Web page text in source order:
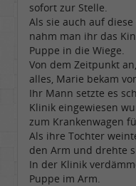
sofort zur Stelle.
Als sie auch auf
nahm man ihr das
Puppe in die Wiege.
Von dem Zeitpunkt
alles, Marie bekam
Ihr Mann setzte es
Klinik eingewiesen
zum Krankenwagen
Als ihre Tochter
den Arm und drehte
In der Klinik
Puppe im Arm.